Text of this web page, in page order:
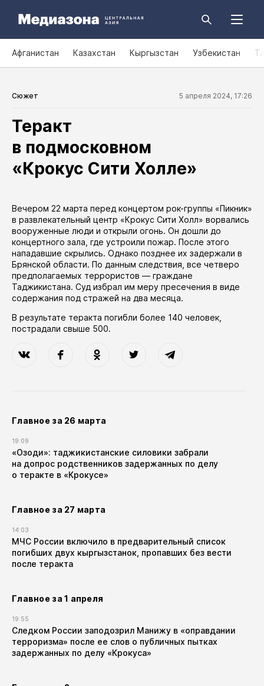
Афганистан Казахстан Кыргызстан Узбекистан
Сюжет 5 апреля 2024, 17:26
Теракт
в подмосковном
«Крокус Сити Холле»
Вечером 22 марта перед концертом рок-группы «Пикник»
в развлекательный центр «Крокус Сити Холл» ворвались
вооруженные люди и открыли огонь. Он дошли до
концертного зала, где устроили пожар. После этого
нападавшие скрылись. Однако позднее их задержали в
Брянской области. По данным следствия, все четверо
предполагаемых террористов — граждане
Таджикистана. Суд избрал им меру пресечения в виде
содержания под стражей на два месяца.
В результате теракта погибли более 140 человек,
пострадали свыше 500.
Главное за 26 марта
19:09
«Озоди»: таджикистанские силовики забрали
на допрос родственников задержанных по делу
о теракте в «Крокусе»
Главное за 27 марта
14:03
МЧС России включило в предварительный список
погибших двух кыргызстанок, пропавших без вести
после теракта
Главное за 1 апреля
19:55
Следком России заподозрил Манижу в «оправдании
терроризма» после ее слов о публичных пытках
задержанных по делу «Крокуса»